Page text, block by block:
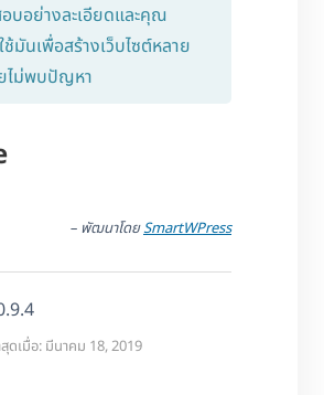
บอย่างละเอียดและคุณ
ช้มันเพื่อสร้างเว็บไซต์หลาย
ไม่พบปัญหา
– พัฒนาโดยSmartWPress
ดเมื่อ: มีนาคม 18, 2019